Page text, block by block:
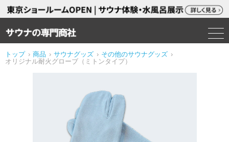
トップ › 商品 › サウナグッズ › その他のサウナグッズ ›
オリジナル耐火グローブ（ミトンタイプ）